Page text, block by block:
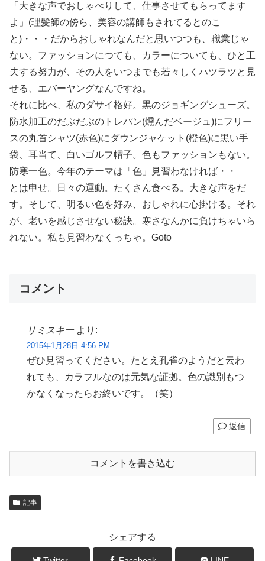
「大きな声でおしゃべりして、仕事させてもらってます
よ」(理髪師の傍ら、美容の講師もされてるとのこ
と)・・・だからおしゃれなんだと思いつつも、職業じゃ
ない。ファッションにつても、カラーについても、ひと工
夫する努力が、その人をいつまでも若々しくハツラツと見
せる、エバーヤングなんですね。
それに比べ、私のダサイ格好。黒のジョギングシューズ。
防水加工のだぶだぶのトレパン(燻んだベージュ)にフリー
スの丸首シャツ(赤色)にダウンジャケット(橙色)に黒い手
袋、耳当て、白いゴルフ帽子。色もファッションもない。
防寒一色。今年のテーマは「色」見習わなければ・・
とは申せ。日々の運動。たくさん食べる。大きな声をだ
す。そして、明るい色を好み、おしゃれに心掛ける。それ
が、老いを感じさせない秘訣。寒さなんかに負けちゃいら
れない。私も見習わなくっちゃ。Goto
コメント
リミスキー より:
2015年1月28日 4:56 PM
ぜひ見習ってください。たとえ孔雀のようだと云わ
れても、カラフルなのは元気な証拠。色の識別もつ
かなくなったらお終いです。（笑）
返信
コメントを書き込む
記事
シェアする